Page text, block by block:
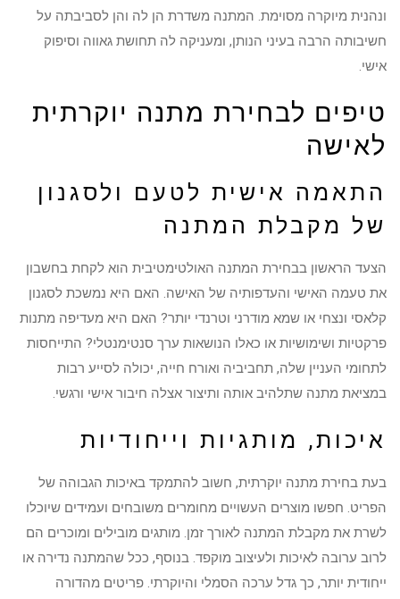
ונהנית מיוקרה מסוימת. המתנה משדרת הן לה והן לסביבתה על
חשיבותה הרבה בעיני הנותן, ומעניקה לה תחושת גאווה וסיפוק
אישי.
טיפים לבחירת מתנה יוקרתית
לאישה
התאמה אישית לטעם ולסגנון
של מקבלת המתנה
הצעד הראשון בבחירת המתנה האולטימטיבית הוא לקחת בחשבון
את טעמה האישי והעדפותיה של האישה. האם היא נמשכת לסגנון
קלאסי ונצחי או שמא מודרני וטרנדי יותר? האם היא מעדיפה מתנות
פרקטיות ושימושיות או כאלו הנושאות ערך סנטימנטלי? התייחסות
לתחומי העניין שלה, תחביביה ואורח חייה, יכולה לסייע רבות
במציאת מתנה שתלהיב אותה ותיצור אצלה חיבור אישי ורגשי.
איכות, מותגיות וייחודיות
בעת בחירת מתנה יוקרתית, חשוב להתמקד באיכות הגבוהה של
הפריט. חפשו מוצרים העשויים מחומרים משובחים ועמידים שיוכלו
לשרת את מקבלת המתנה לאורך זמן. מותגים מובילים ומוכרים הם
לרוב ערובה לאיכות ולעיצוב מוקפד. בנוסף, ככל שהמתנה נדירה או
ייחודית יותר, כך גדל ערכה הסמלי והיוקרתי. פריטים מהדורה